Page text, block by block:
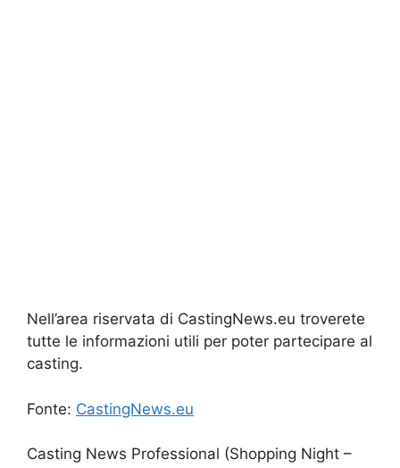
Nell’area riservata di CastingNews.eu troverete
tutte le informazioni utili per poter partecipare al
casting.
Fonte: CastingNews.eu
Casting News Professional (Shopping Night –